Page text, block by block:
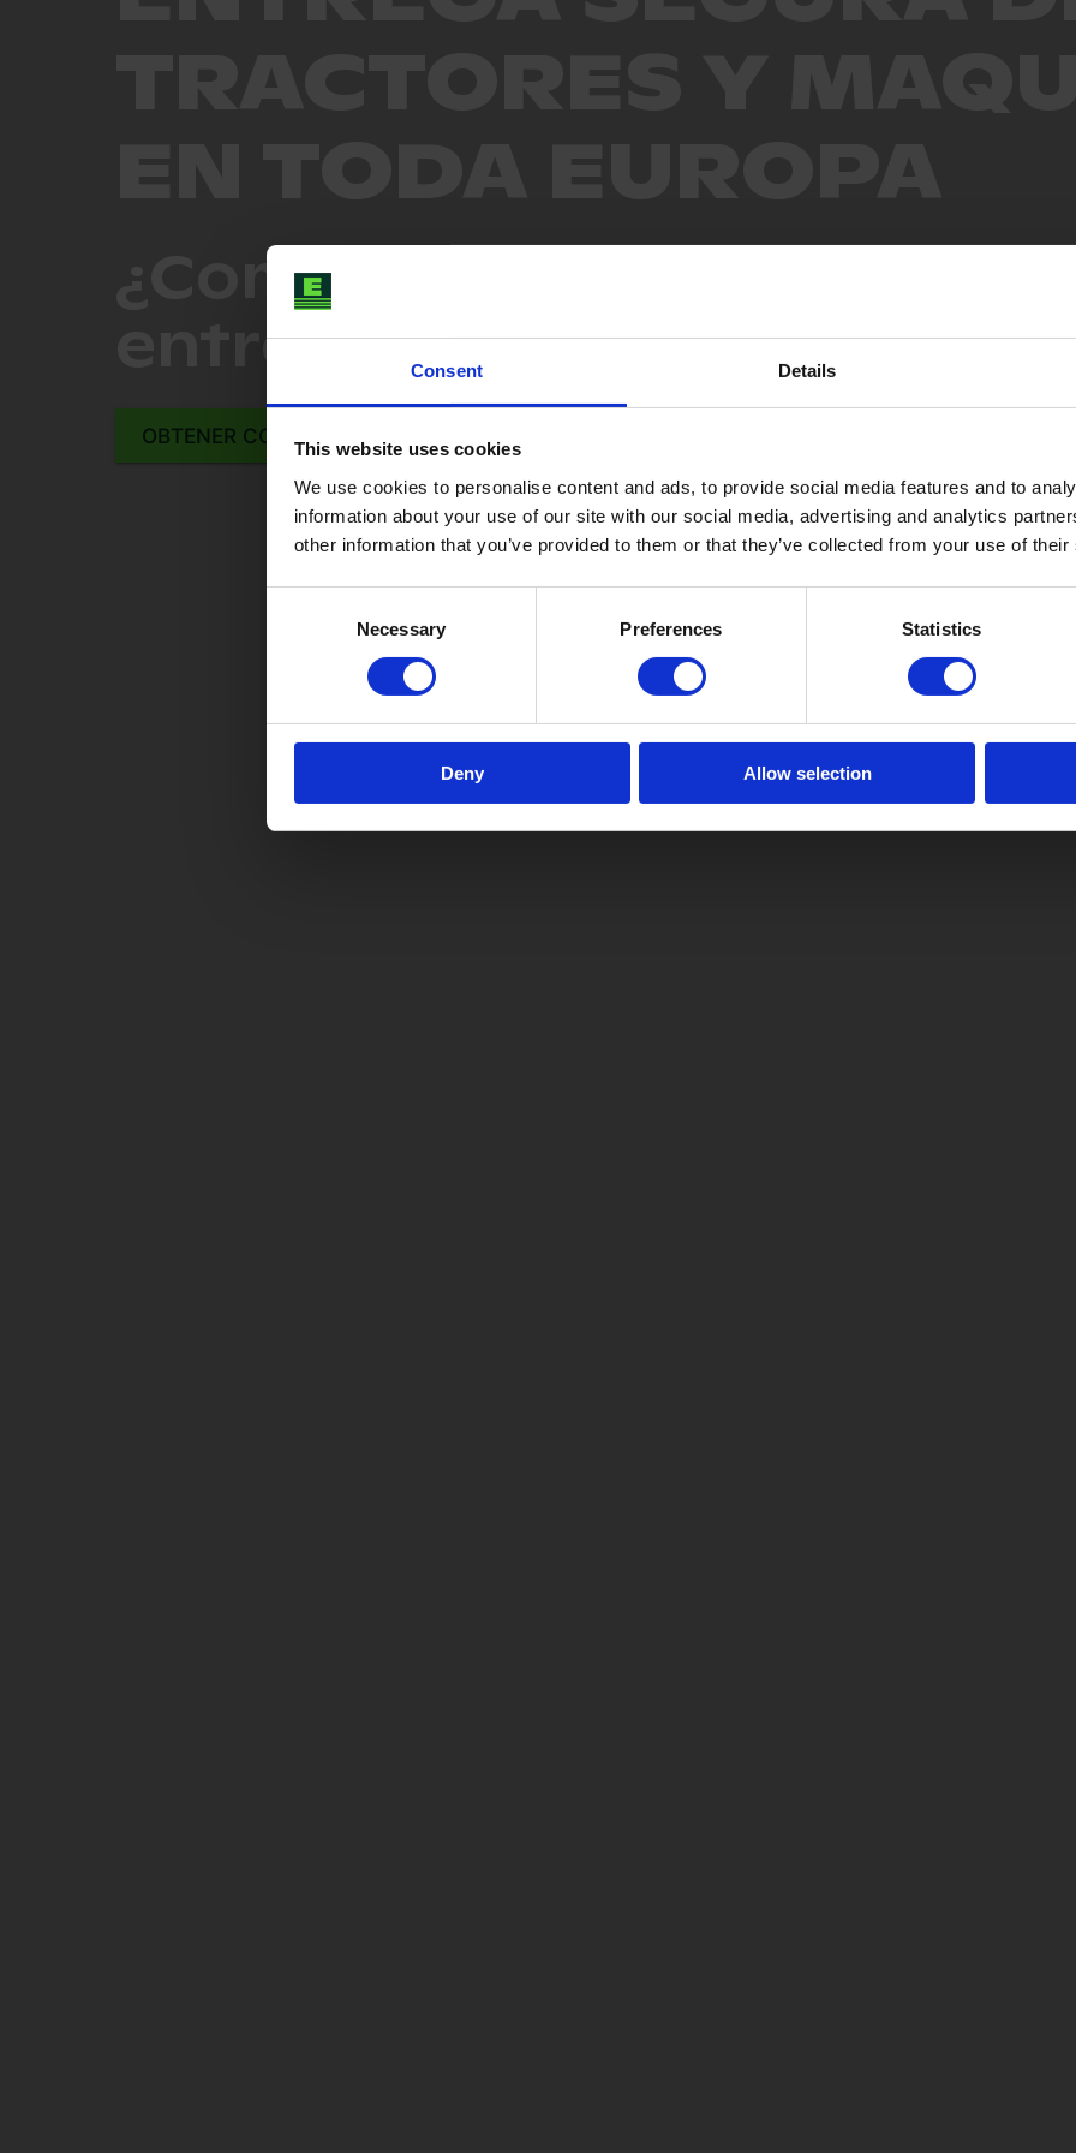
Consent Details
This website uses cookies
We use cookies to personalise content and ads, to provide social media features and to
information about your use of our site with our social media, advertising and analytics
other information that you’ve provided to them or that they’ve collected from your use of
Necessary Preferences Statistics
Deny Allow selection
¿Compraste una máquina
entregamos en tu finca
OBTENER COTIZACIÓN DE TRANSPORTE INSTANTÁNEO